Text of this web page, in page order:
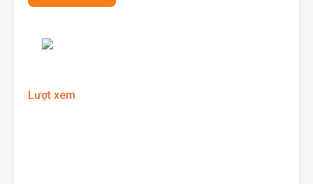
Lượt xem